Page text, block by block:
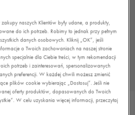
naszych Klientów były udane, a produkty,
do ich potrzeb. Robimy to jednak przy pełnym
danych osobowych. Kliknij „OK”, jeśli
o Twoich zachowaniach na naszej stronie
specjalnie dla Ciebie treści, w tym rekomendacji
potrzeb i zainteresowań, spersonalizowanych
preferencji. W każdej chwili możesz zmienić
plików cookie wybierając „Dostosuj”. Jeśli nie
oferty produktów, dopasowanych do Twoich
W celu uzyskania więcej informacji, przeczytaj